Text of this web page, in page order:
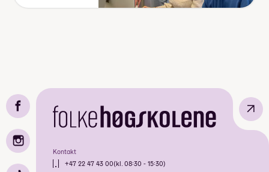
Kontakt
+47 22 47 43 00(kl. 08:30 - 15:30)
↗